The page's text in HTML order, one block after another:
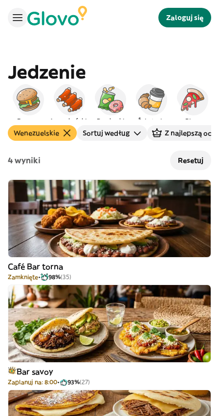
Zaloguj się
Jedzenie
Burgery Amerykańskie Przekąski Śniadanie Pizza
Wenezuelskie Sortuj według Z najlepszą
4 wyniki Resetuj
Café Bar torna
Zamknięte 98%(35)
Bar savoy
Zaplanuj na: 8:00 93%(27)